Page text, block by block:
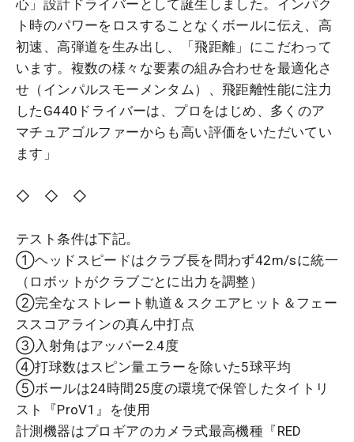
心」設計ドライバーとして誕生しました。インパク
ト時のパワーをロスすることなくボールに伝え、高
初速、高弾道を生み出し、「飛距離」にこだわって
います。複数の様々な要素の組み合わせを最適化さ
せ（インパルスモーメンタム）、飛距離性能に注力
したG440ドライバーは、プロをはじめ、多くのア
マチュアゴルファーからも高い評価をいただいてい
ます」
◇ ◇ ◇
テスト条件は下記。
①ヘッドスピードはクラブ長を問わず42m/sに統一
（ロボットがクラブごとに出力を調整）
②完全なストレート軌道＆スクエアヒット＆フェー
ススコアラインの真ん中打点
③入射角はアッパー2.4度
④打球数はスピン量エラーを除いた5球平均
⑤ボールは24時間25度の環境で保管したタイトリ
スト『ProV1』を使用
計測機器はプロギアのカメラ式最高機種『RED